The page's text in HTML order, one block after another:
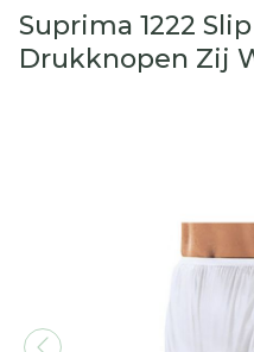
Suprima 1222
Drukknopen Zij